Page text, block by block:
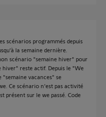
scénarios programmés depuis
la semaine dernière.
scénario "semaine hiver" pour
reste actif. Depuis le "We
vacances" se
Ce scénario n'est pas activité
présent sur le we passé. Code